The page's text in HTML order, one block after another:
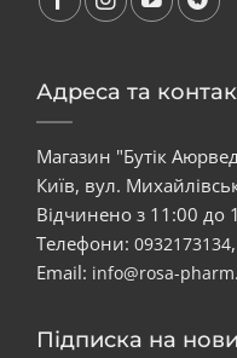
Адреса та
Магазин "Бутік
Київ, вул.
Відчинено з 11:00 до
Телефони: 0932173134,
Email: info@rosa-
Підписка на